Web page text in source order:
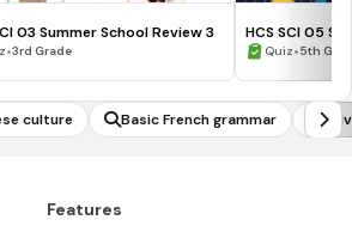
03 Summer School Review 3
•3rd Grade
HCS SCI 05
Assessment 3
Quiz•5th
culture Basic French grammar
Features